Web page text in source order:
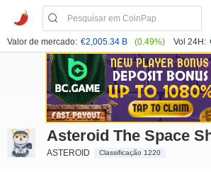
Valor de mercado: €2,005.34 B (0.49%) Vol 24H:
Asteroid The Space
ASTEROID Classificação 1220